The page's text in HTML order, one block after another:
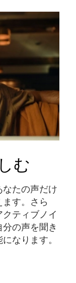
む
たの声だけ
す。さら
ティブノイ
の声を聞き
になります。